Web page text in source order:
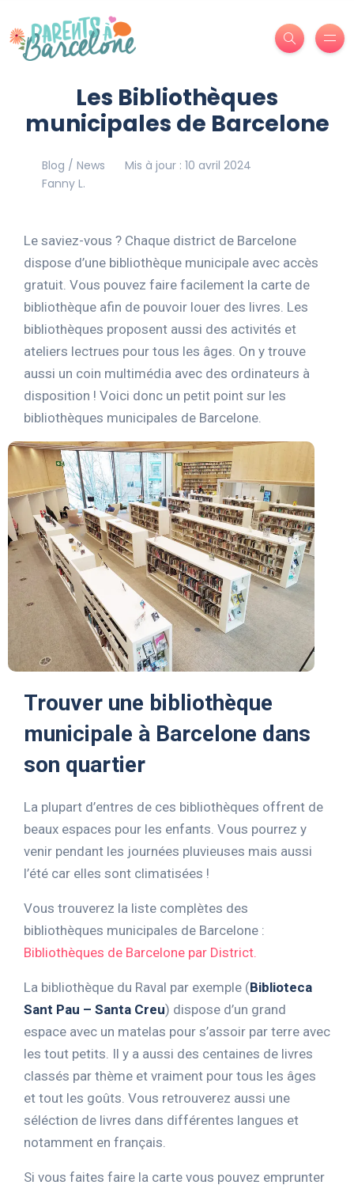
Les Bibliothèques
municipales de Barcelone
Blog / News
Mis à jour : 10 avril 2024
Fanny L.
Le saviez-vous ? Chaque district de Barcelone
dispose d’une bibliothèque municipale avec accès
gratuit. Vous pouvez faire facilement la carte de
bibliothèque afin de pouvoir louer des livres. Les
bibliothèques proposent aussi des activités et
ateliers lectrues pour tous les âges. On y trouve
aussi un coin multimédia avec des ordinateurs à
disposition ! Voici donc un petit point sur les
bibliothèques municipales de Barcelone.
Trouver une bibliothèque
municipale à Barcelone dans
son quartier
La plupart d’entres de ces bibliothèques offrent de
beaux espaces pour les enfants. Vous pourrez y
venir pendant les journées pluvieuses mais aussi
l’été car elles sont climatisées !
Vous trouverez la liste complètes des
bibliothèques municipales de Barcelone :
Bibliothèques de Barcelone par District.
La bibliothèque du Raval par exemple (Biblioteca
Sant Pau – Santa Creu) dispose d’un grand
espace avec un matelas pour s’assoir par terre avec
les tout petits. Il y a aussi des centaines de livres
classés par thème et vraiment pour tous les âges
et tout les goûts. Vous retrouverez aussi une
séléction de livres dans différentes langues et
notamment en français.
Si vous faites faire la carte vous pouvez emprunter